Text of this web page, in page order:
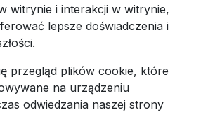
witrynie i interakcji w witrynie,
lepsze doświadczenia i
przegląd plików cookie, które
na urządzeniu
odwiedzania naszej strony